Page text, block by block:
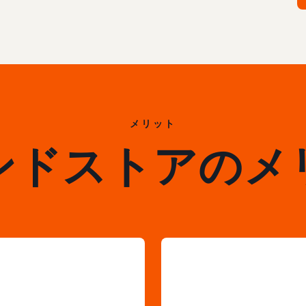
メリット
ドストアのメ